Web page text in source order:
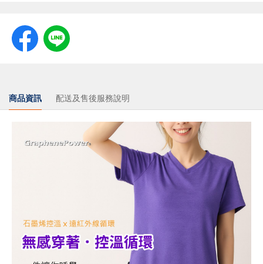
商品資訊 配送及售後服務說明